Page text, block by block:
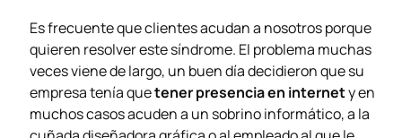
Es frecuente que clientes acudan a nosotros porque
quieren resolver este síndrome. El problema muchas
veces viene de largo, un buen día decidieron que su
empresa tenía quetener presencia en internety en
muchos casos acuden a un sobrino informático, a la